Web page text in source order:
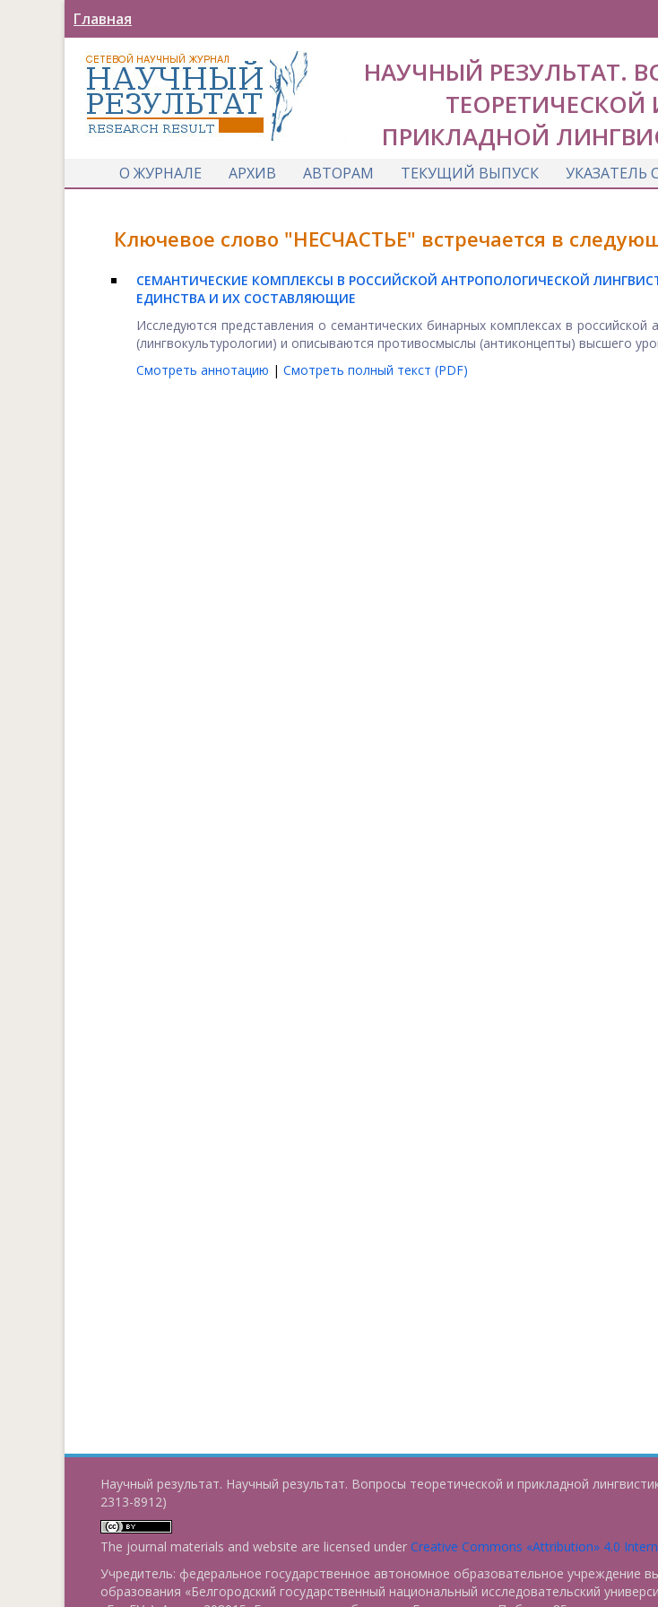
Главная
НАУЧНЫЙ РЕЗУЛЬТАТ.
ТЕОРЕТИЧЕСКОЙ
ПРИКЛАДНОЙ
О ЖУРНАЛЕ
АРХИВ АВТОРАМ ТЕКУЩИЙ ВЫПУСК УКАЗАТЕЛЬ
Ключевое слово "НЕСЧАСТЬЕ" встречается в
СЕМАНТИЧЕСКИЕ КОМПЛЕКСЫ В РОССИЙСКОЙ АНТРОПОЛОГИЧЕСКОЙ
ЕДИНСТВА И ИХ СОСТАВЛЯЮЩИЕ
Исследуются представления о семантических бинарных комплексах в российской
(лингвокультурологии) и описываются противосмыслы (антиконцепты) высшего
Смотреть аннотацию | Смотреть полный текст (PDF)
Научный результат. Научный результат. Вопросы теоретической и прикладной
2313-8912)
The journal materials and website are licensed under Creative Commons «Attribution» 4.0
Учредитель: федеральное государственное автономное образовательное учреждение
образования «Белгородский государственный национальный исследовательский